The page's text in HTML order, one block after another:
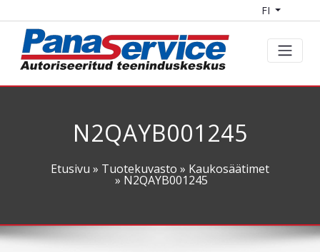
FI
N2QAYB001245
Etusivu » Tuotekuvasto » Kaukosäätimet
» N2QAYB001245